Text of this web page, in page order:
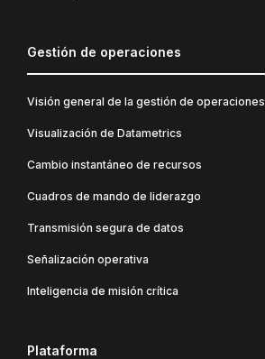
Gestión de operaciones
Visión general de la gestión de operaciones
Visualización de Datametrics
Cambio instantáneo de recursos
Cuadros de mando de liderazgo
Transmisión segura de datos
Señalización operativa
Inteligencia de misión crítica
Plataforma